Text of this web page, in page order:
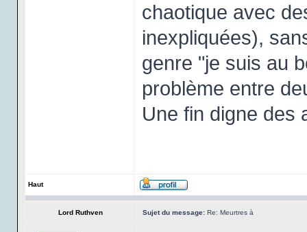
chaotique avec
inexpliquées),
genre "je suis au
problème entre
Une fin digne des
Haut
Lord Ruthven Sujet du message: Re: Meurtres à